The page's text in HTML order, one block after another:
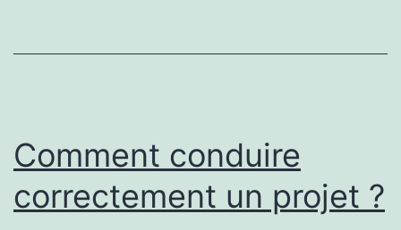
mystère
et
Comment conduire
correctement un projet ?